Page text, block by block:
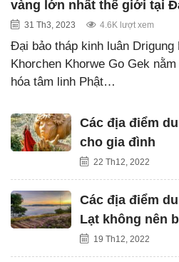
vàng lớn nhất thế giới tại
31 Th3, 2023 4.6K lượt xem
Đại bảo tháp kinh luân Drigung
Khorchen Khorwe Go Gek
hóa tâm linh Phật…
Các địa điểm
cho gia đình
22 Th12, 2022
Các địa điểm
Lạt không nên
19 Th12, 2022